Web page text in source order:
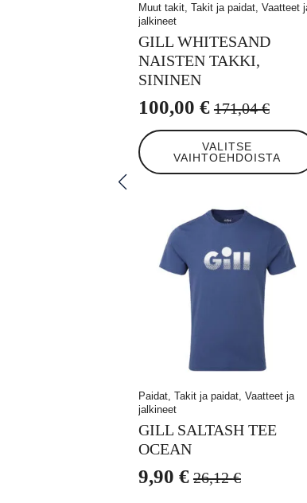
Muut takit, Takit ja paidat, Vaatteet
jalkineet
GILL WHITESAND
NAISTEN TAKKI,
SININEN
171,04€
Alkuperäinen
hinta
oli:
100,00 €
Nykyinen
hinta
on:
VALITSE
VAIHTOEHDOISTA
Tällä
tuotteella
on
valinnat
tuotteen
sivulla.
Paidat, Takit ja paidat, Vaatteet ja
jalkineet
GILL SALTASH TEE
OCEAN
26,12€
Alkuperäinen
9,90 €
Nykyinen